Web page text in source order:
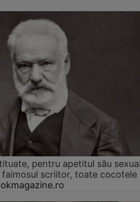
pentru apetitul său
faimosul scriitor, toate cocotele
okmagazine.ro